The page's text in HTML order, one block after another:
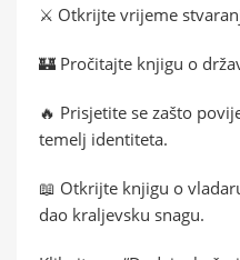
⚔️ Otkrijte vrijeme
🏰 Pročitajte knjigu o
🔥 Prisjetite se zašto
temelj identiteta.
📖 Otkrijte knjigu o
dao kraljevsku snagu.